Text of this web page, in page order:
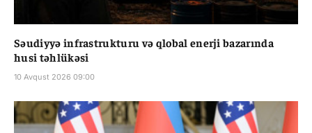
Səudiyyə infrastrukturu və qlobal enerji bazarında
husi təhlükəsi
10 Avqust 2026 09:00